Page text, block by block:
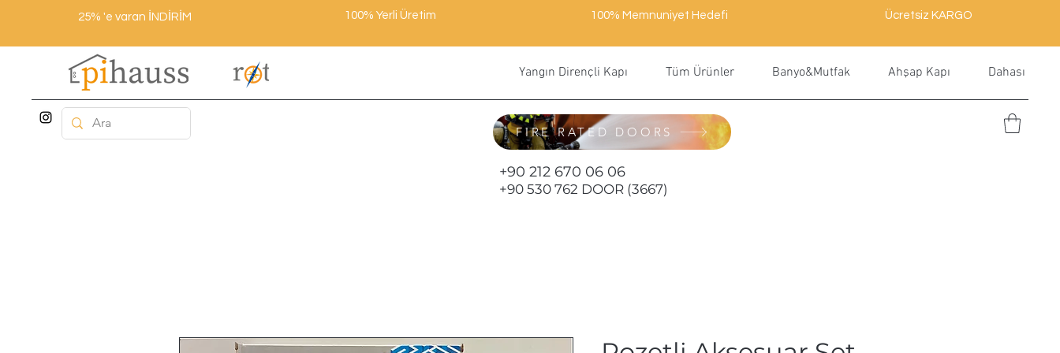
25% 'e varan İNDİRİM 100% Yerli Üretim 100% Memnuniyet Hedefi Ücretsiz KARGO
Yangın Dirençli Kapı Tüm Ürünler Banyo&Mutfak Ahşap Kapı Dahası
FIRE RATED DOORS
+90 212 670 06 06
+90 530 762 DOOR (3667)